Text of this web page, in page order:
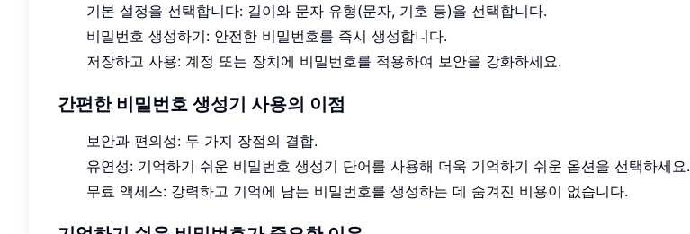
기본 설정을 선택합니다: 길이와 문자 유형(문자, 기호 등)을 선택합니다.
비밀번호 생성하기: 안전한 비밀번호를 즉시 생성합니다.
저장하고 사용: 계정 또는 장치에 비밀번호를 적용하여 보안을 강화하세요.
간편한 비밀번호 생성기 사용의 이점
보안과 편의성: 두 가지 장점의 결합.
유연성: 기억하기 쉬운 비밀번호 생성기 단어를 사용해 더욱 기억하기 쉬운 옵션을 선택하세요.
무료 액세스: 강력하고 기억에 남는 비밀번호를 생성하는 데 숨겨진 비용이 없습니다.